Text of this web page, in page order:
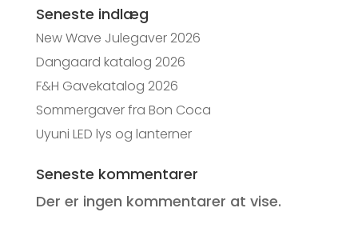
Seneste indlæg
New Wave Julegaver 2026
Dangaard katalog 2026
F&H Gavekatalog 2026
Sommergaver fra Bon Coca
Uyuni LED lys og lanterner
Seneste kommentarer
Der er ingen kommentarer at vise.